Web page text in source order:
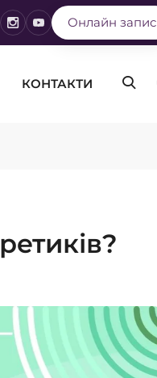
Онлайн запис
КОНТАКТИ